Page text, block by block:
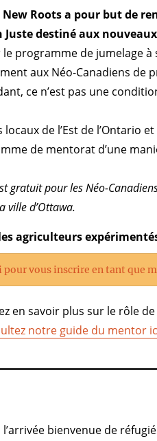
Roots a pour but de
Juste destiné aux
programme de jumelage
aux Néo-Canadiens de
ce n’est pas une
locaux de l’Est de l’Ontario
de mentorat d’une
gratuit pour les Néo-
ville d’Ottawa.
agriculteurs
pour vous inscrire en tant que
en savoir plus sur le rôle
notre guide du mentor
l’arrivée bienvenue de